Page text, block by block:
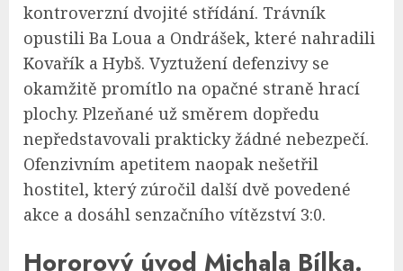
kontroverzní dvojité střídání. Trávník
opustili Ba Loua a Ondrášek, které nahradili
Kovařík a Hybš. Vyztužení defenzivy se
okamžitě promítlo na opačné straně hrací
plochy. Plzeňané už směrem dopředu
nepředstavovali prakticky žádné nebezpečí.
Ofenzivním apetitem naopak nešetřil
hostitel, který zúročil další dvě povedené
akce a dosáhl senzačního vítězství 3:0.
Hororový úvod Michala Bílka.